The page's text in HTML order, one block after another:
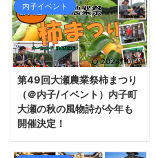
内子イベント
2024/10/31
第49回大瀬農業祭柿まつり
（＠内子/イベント）内子町
大瀬の秋の風物詩が今年も
開催決定！